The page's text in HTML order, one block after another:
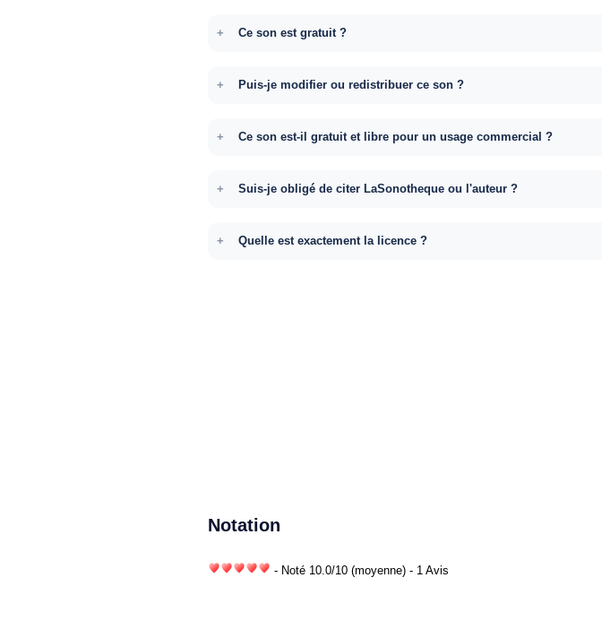
Ce son est gratuit ?
Puis-je modifier ou redistribuer ce son ?
Ce son est-il gratuit et libre pour un usage commercial ?
Suis-je obligé de citer LaSonotheque ou l'auteur ?
Quelle est exactement la licence ?
Notation
- Noté 10.0/10 (moyenne) - 1 Avis